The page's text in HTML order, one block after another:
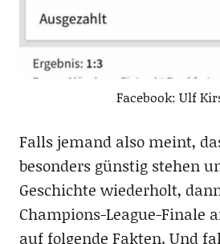
Facebook: Ulf
Falls jemand also meint,
besonders günstig stehen
Geschichte wiederholt,
Champions-League-Finale
auf folgende Fakten. Und